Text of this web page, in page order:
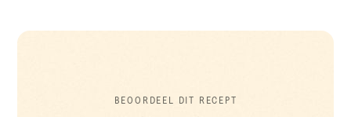
BEOORDEEL DIT RECEPT